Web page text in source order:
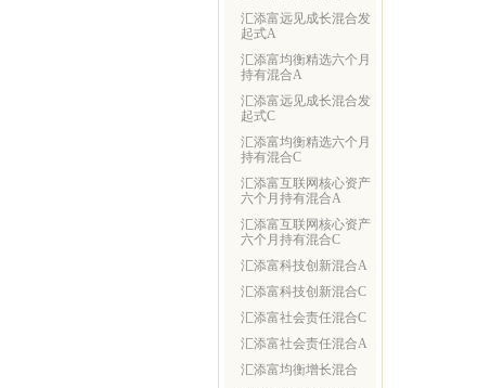
汇添富远见成长混合发
起式A
汇添富均衡精选六个月
持有混合A
汇添富远见成长混合发
起式C
汇添富均衡精选六个月
持有混合C
汇添富互联网核心资产
六个月持有混合A
汇添富互联网核心资产
六个月持有混合C
汇添富科技创新混合A
汇添富科技创新混合C
汇添富社会责任混合C
汇添富社会责任混合A
汇添富均衡增长混合